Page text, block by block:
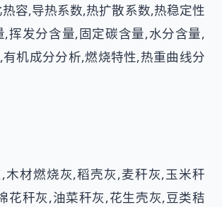
容,导热系数,热扩散系数,热稳定性
,挥发分含量,固定碳含量,水分含量,
机成分分析,燃烧特性,热重曲线分
木材燃烧灰,稻壳灰,麦秆灰,玉米秆
花秆灰,油菜秆灰,花生壳灰,豆类秸